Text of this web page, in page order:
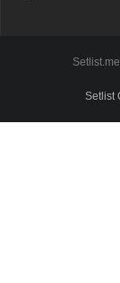
Setlist